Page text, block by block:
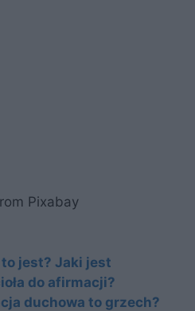
Pixabay
jest? Jaki jest
do afirmacji?
duchowa to grzech?